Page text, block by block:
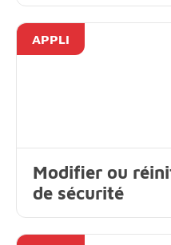
APPLI
Modifier ou
de sécurité